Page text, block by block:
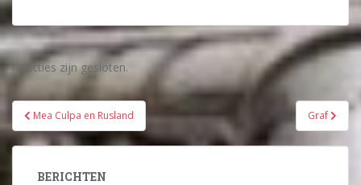
Reacties zijn gesloten.
Bericht
navigatie
Mea Culpa en Rusland Graf
BERICHTEN